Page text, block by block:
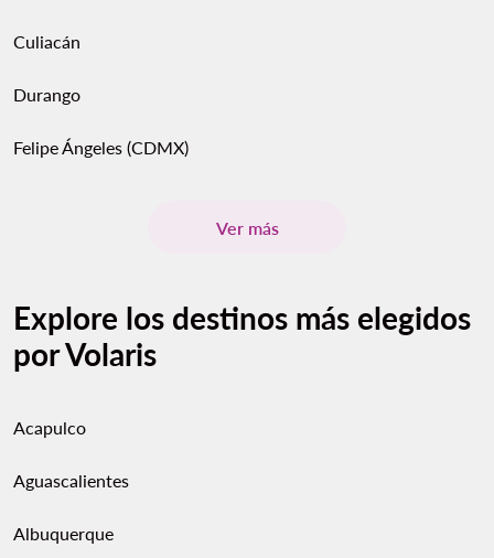
Culiacán
Durango
Felipe Ángeles (CDMX)
Ver más
Explore los destinos más elegidos
por Volaris
Acapulco
Aguascalientes
Albuquerque